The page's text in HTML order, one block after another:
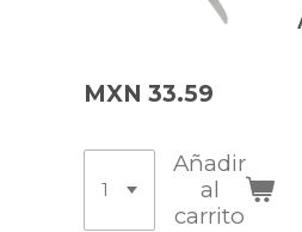
MXN 33.59
Añadir
al
carrito